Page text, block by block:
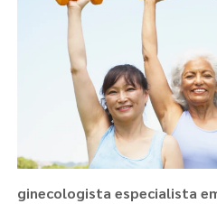
ginecologista especialista